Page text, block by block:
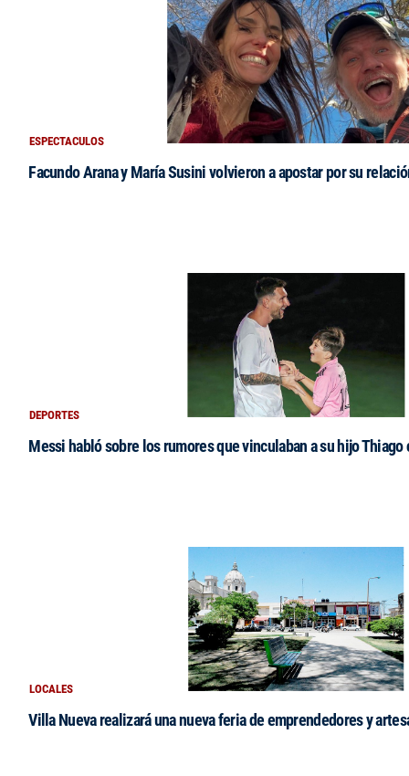
ESPECTACULOS
Facundo Arana y María Susini volvieron a apostar por su
DEPORTES
Messi habló sobre los rumores que vinculaban a su hijo Thiago
LOCALES
Villa Nueva realizará una nueva feria de emprendedores y